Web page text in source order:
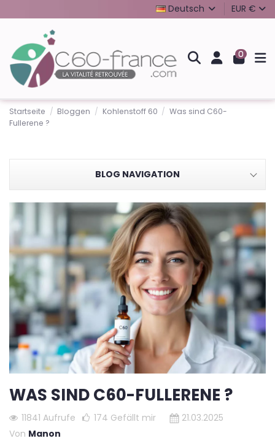
Deutsch EUR €
0
Startseite Bloggen Kohlenstoff 60
Was sind C60-
Fullerene ?
BLOG NAVIGATION
WAS SIND C60-FULLERENE ?
11841 Aufrufe 174 Gefällt mir
21.03.2025
Von Manon